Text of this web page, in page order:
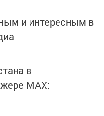
и интересным в
в
MАХ: